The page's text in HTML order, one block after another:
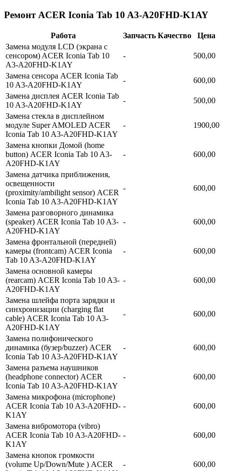
Ремонт ACER Iconia Tab 10 A3-A20FHD-K1AY
Работа Запчасть Качество
Цена
Замена модуля LCD (экрана с
сенсором) ACER Iconia Tab 10
A3-A20FHD-K1AY
- 500,00
Замена сенсора ACER Iconia Tab
10 A3-A20FHD-K1AY
-
600,00
Замена дисплея ACER Iconia Tab
10 A3-A20FHD-K1AY
-
500,00
Замена стекла в дисплейном
модуле Super AMOLED ACER
Iconia Tab 10 A3-A20FHD-K1AY
- 1900,00
Замена кнопки Домой (home
button) ACER Iconia Tab 10 A3-
A20FHD-K1AY
- 600,00
Замена датчика приближения,
освещенности
(proximity/ambilight sensor) ACER
Iconia Tab 10 A3-A20FHD-K1AY
- 600,00
Замена разговорного динамика
(speaker) ACER Iconia Tab 10 A3-
A20FHD-K1AY
- 600,00
Замена фронтальной (передней)
камеры (frontcam) ACER Iconia
Tab 10 A3-A20FHD-K1AY
- 600,00
Замена основной камеры
(rearcam) ACER Iconia Tab 10 A3-
A20FHD-K1AY
- 600,00
Замена шлейфа порта зарядки и
синхронизации (charging flat
cable) ACER Iconia Tab 10 A3-
A20FHD-K1AY
- 600,00
Замена полифонического
динамика (бузер/buzzer) ACER
Iconia Tab 10 A3-A20FHD-K1AY
- 600,00
Замена разъема наушников
(headphone connector) ACER
Iconia Tab 10 A3-A20FHD-K1AY
- 600,00
Замена микрофона (microphone)
ACER Iconia Tab 10 A3-A20FHD-
K1AY
- 600,00
Замена вибромотора (vibro)
ACER Iconia Tab 10 A3-A20FHD-
K1AY
- 600,00
Замена кнопок громкости
(volume Up/Down/Mute ) ACER
- 600,00